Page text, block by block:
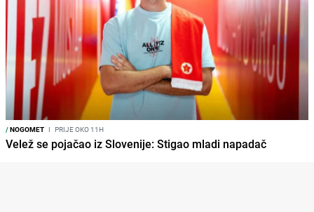
/NOGOMET I PRIJE OKO 11H
Velež se pojačao iz Slovenije: Stigao mladi napadač